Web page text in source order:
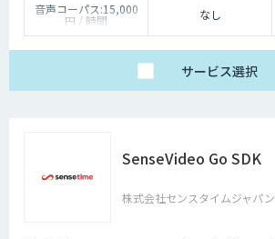
音声コーパス:15,000
円 / 時間
人物写真画像収集:300
なし
サービス選択
SenseVideo Go SDK
株式会社センスタイムジャパン